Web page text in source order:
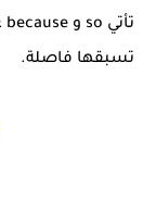
تسبقها فاصلة.